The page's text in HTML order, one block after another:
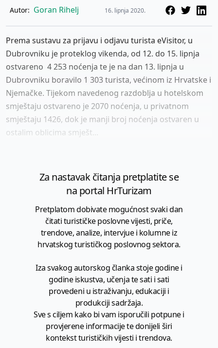
Autor: Goran Rihelj 16. lipnja 2020.
Prema sustavu za prijavu i odjavu turista eVisitor, u
Dubrovniku je proteklog vikenda, od 12. do 15. lipnja
ostvareno 4 253 noćenja te je na dan 13. lipnja u
Dubrovniku boravilo 1 303 turista, većinom iz Hrvatske i
Njemačke. Tijekom navedenog razdoblja u hotelskom
smještaju ostvareno je 2070 noćenja, u privatnom
smještaju 1426, dok je manji broj noćenja ostvaren u
ostalim oblicima smješt...
Za nastavak čitanja pretplatite se
na portal HrTurizam
Pretplatom dobivate mogućnost svaki dan
čitati turističke poslovne vijesti, priče,
trendove, analize, intervjue i kolumne iz
hrvatskog turističkog poslovnog sektora.
Iza svakog autorskog članka stoje godine i
godine iskustva, učenja te sati i sati
provedeni u istraživanju, edukaciji i
produkciji sadržaja.
Sve s ciljem kako bi vam isporučili potpune i
provjerene informacije te donijeli širi
kontekst turističkih vijesti i trendova.